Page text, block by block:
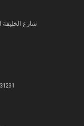
شارع الخليفة
- 26831474